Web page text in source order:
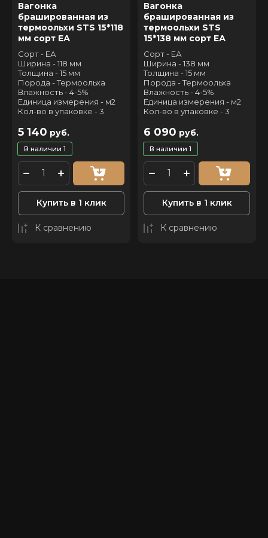
Вагонка
брашированная из
термоольхи STS 15*118
мм сорт ЕА
Сорт - ЕА
Ширина - 118 мм
Толщина - 15 мм
Порода - Термоольха
Влажность - 4-5%
Единица измерения - м2
Кол-во в упаковке - 3
В наличии 1
5 140 руб.
Купить в 1 клик
К сравнению
Вагонка
брашированная из
термоольхи STS
15*138 мм сорт ЕА
Сорт - ЕА
Ширина - 138 мм
Толщина - 15 мм
Порода - Термоольха
Влажность - 4-5%
Единица измерения - м2
Кол-во в упаковке - 3
В наличии 1
6 090 руб.
Купить в 1 клик
К сравнению